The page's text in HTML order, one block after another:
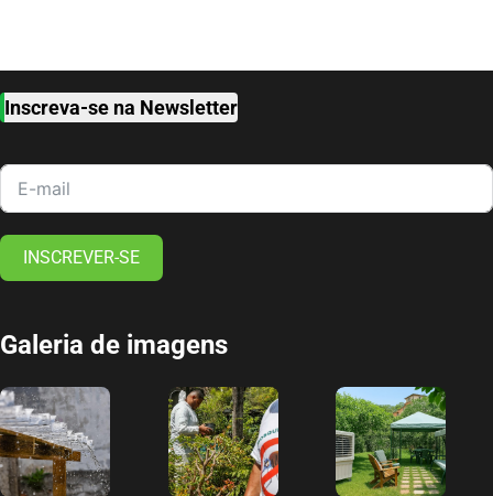
Inscreva-se na Newsletter
INSCREVER-SE
Galeria de imagens